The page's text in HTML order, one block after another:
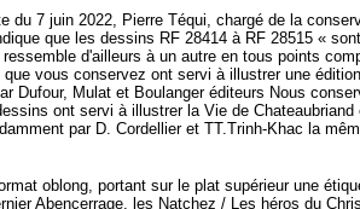
du 7 juin 2022, Pierre Téqui, chargé de la
que les dessins RF 28414 à RF 28515 «
d'ailleurs à un autre en tous points
vous conservez ont servi à illustrer une
Dufour, Mulat et Boulanger éditeurs Nous
ont servi à illustrer la Vie de
par D. Cordellier et TT.Trinh-Khac la
oblong, portant sur le plat supérieur une
Abencerrage, les Natchez / Les héros du